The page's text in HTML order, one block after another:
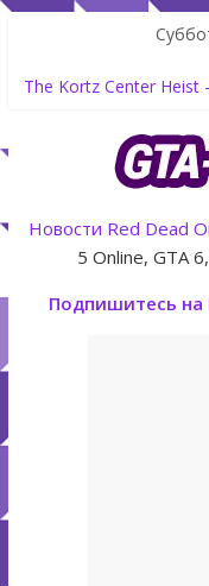
The Kortz Center
GTA Online: Rockstar
с наградами
Летнее обновление
Как создать аккаунт
Shitzu Keitora машина
Новости Red Dead
5 Online, GTA
Подпишитесь на